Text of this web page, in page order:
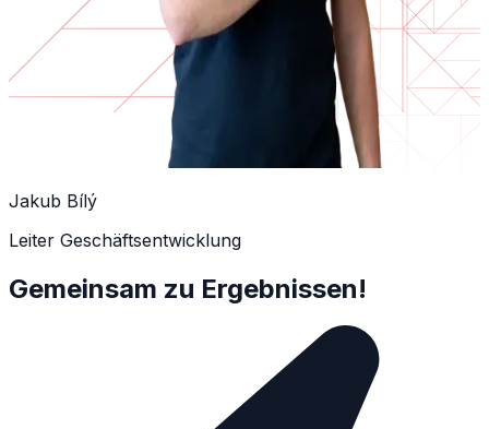
Jakub Bílý
Leiter Geschäftsentwicklung
Gemeinsam zu Ergebnissen!